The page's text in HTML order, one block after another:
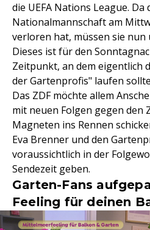
die UEFA Nations League. Da
Nationalmannschaft am
verloren hat, müssen sie nun
Dieses ist für den
Zeitpunkt, an dem eigentlich
der Gartenprofis" laufen
Das ZDF möchte allem
mit neuen Folgen gegen den
Magneten ins Rennen
Eva Brenner und den
voraussichtlich in der
Sendezeit geben.
Garten-Fans
Feeling für deinen